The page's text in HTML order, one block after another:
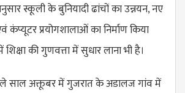
स्कूली के बुनियादी ढांचों का उन्नयन, नए
कंप्यूटर प्रयोगशालाओं का निर्माण किया
शिक्षा की गुणवत्ता में सुधार लाना भी है।
साल अक्तूबर में गुजरात के अडालज गांव में